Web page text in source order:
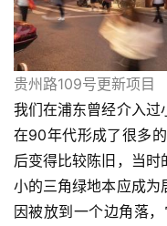
贵州路109号更新项目
我们在浦东曾经介入过
在90年代形成了很多
后变得比较陈旧，当
小的三角绿地本应成为
因被放到一个边角落